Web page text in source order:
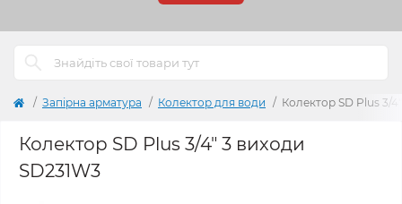
Запірна арматура Колектор для води Колектор SD Plus 3/
Колектор SD Plus 3/4" 3 виходи
SD231W3